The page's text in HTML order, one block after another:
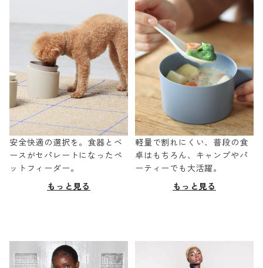
安全快適の選択を。食器とベ
ースがセパレートになったペ
ットフィーダー。
もっと見る
軽量で割れにくい、普段の食
卓はもちろん、キャンプやパ
ーティーでも大活躍。
もっと見る